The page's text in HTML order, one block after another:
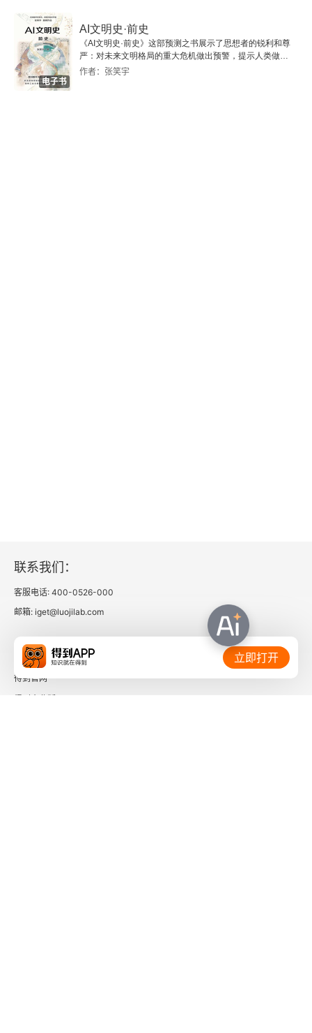
电子书
AI文明史·前史
《AI文明史·前史》这部预测之书展示了思想者的锐利和尊
严：对未来文明格局的重大危机做出预警，提示人类做出
智慧的选择。
作者：张笑宇
联系我们：
客服电话: 400-0526-000
邮箱: iget@luojilab.com
相关链接：
得到官网
立即打开